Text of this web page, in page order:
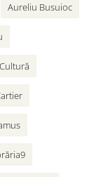
Aureliu Busuioc
Cultură